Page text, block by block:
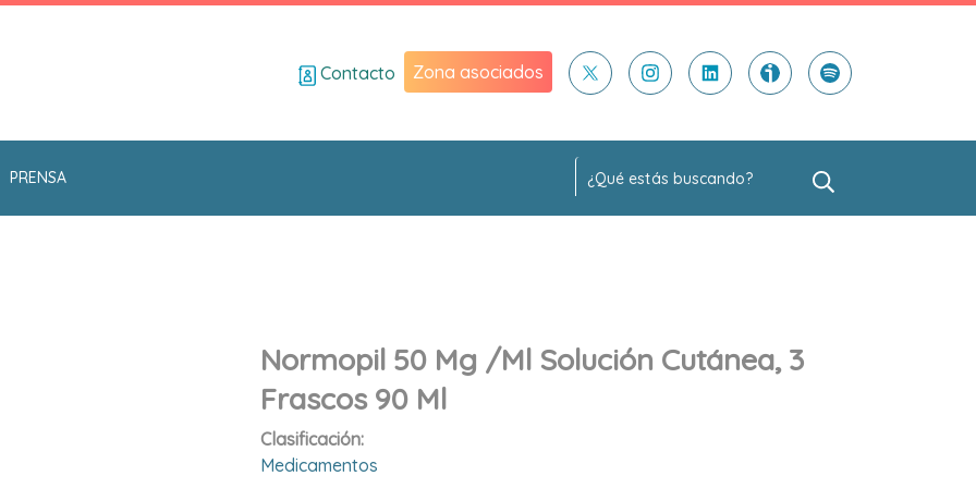
Contacto Zona asociados
PRENSA
Normopil 50 Mg /ml Solución Cutánea, 3
Frascos 90 Ml
Clasificación:
Medicamentos